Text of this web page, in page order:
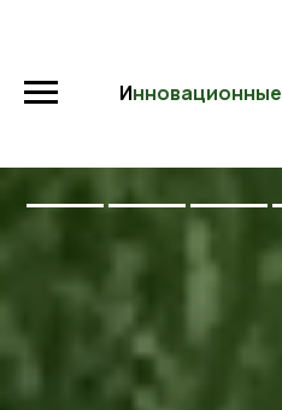
Инновационные